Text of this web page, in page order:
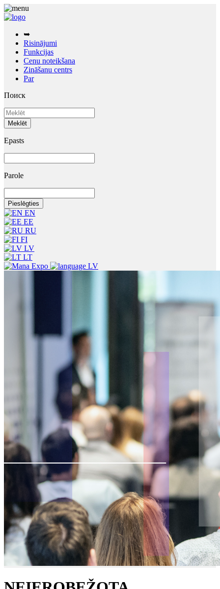
➥
Risinājumi
Funkcijas
Cenu noteikšana
Zināšanu centrs
Par
Поиск
Epasts
Parole
EN
EE
RU
FI
LV
LT
LV